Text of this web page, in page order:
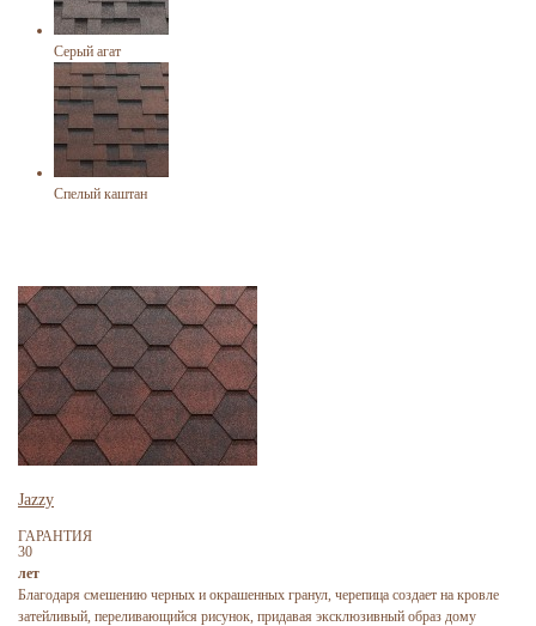
Серый агат
Спелый каштан
Jazzy
ГАРАНТИЯ
30
лет
Благодаря смешению черных и окрашенных гранул, черепица создает на кровле
затейливый, переливающийся рисунок, придавая эксклюзивный образ дому